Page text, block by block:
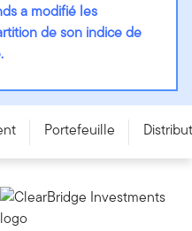
a modifié les
de son indice de
Portefeuille